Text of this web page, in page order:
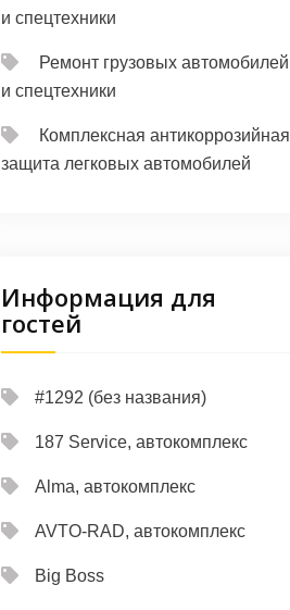
и спецтехники
Ремонт грузовых автомобилей
и спецтехники
Комплексная антикоррозийная
защита легковых автомобилей
Информация для
гостей
#1292 (без названия)
187 Service, автокомплекс
Alma, автокомплекс
AVTO-RAD, автокомплекс
Big Boss